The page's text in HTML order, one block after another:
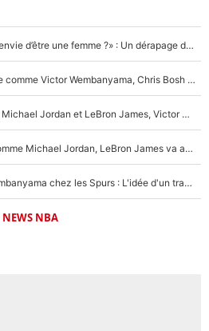
«LeBron James, as-tu déjà eu envie d’être une femme ?» : Un dérapage de Donald Trump sur la superstar de la NBA refait surface
NBA - Victime d'une thrombose comme Victor Wembanyama, Chris Bosh prévient le Français des risques sur sa santé : «J’ai failli mourir sur le coup et j’ai été ramené à la vie»
De la NBA au cinéma : Comme Michael Jordan et LeBron James, Victor Wembanyama rêve d'une carrière d'acteur !
The Last Dance sur Netflix : Comme Michael Jordan, LeBron James va avoir le droit à sa série !
Stephen Curry avec Victor Wembanyama chez les Spurs : L'idée d'un trade historique est lancée en NBA !
NEWS NBA